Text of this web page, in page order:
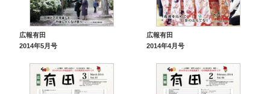
広報有田
2014年5月号
広報有田
2014年4月号